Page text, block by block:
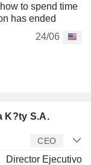
to spend time
has ended
24/06
K?ty S.A.
CEO
Director Ejecutivo